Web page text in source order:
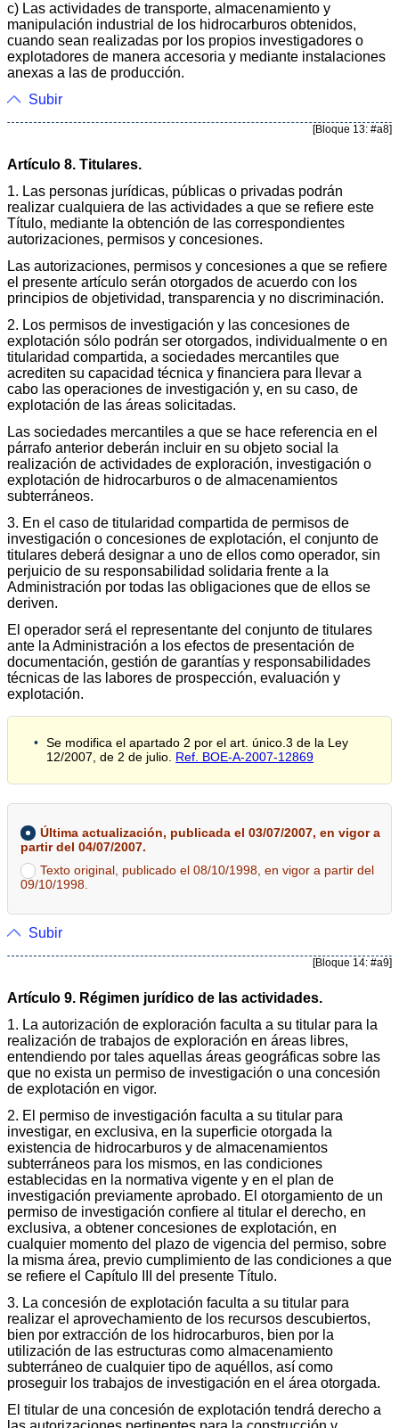
c) Las actividades de transporte, almacenamiento y
manipulación industrial de los hidrocarburos obtenidos,
cuando sean realizadas por los propios investigadores o
explotadores de manera accesoria y mediante instalaciones
anexas a las de producción.
Subir
[Bloque 13: #a8]
Artículo 8. Titulares.
1. Las personas jurídicas, públicas o privadas podrán
realizar cualquiera de las actividades a que se refiere este
Título, mediante la obtención de las correspondientes
autorizaciones, permisos y concesiones.
Las autorizaciones, permisos y concesiones a que se refiere
el presente artículo serán otorgados de acuerdo con los
principios de objetividad, transparencia y no discriminación.
2. Los permisos de investigación y las concesiones de
explotación sólo podrán ser otorgados, individualmente o en
titularidad compartida, a sociedades mercantiles que
acrediten su capacidad técnica y financiera para llevar a
cabo las operaciones de investigación y, en su caso, de
explotación de las áreas solicitadas.
Las sociedades mercantiles a que se hace referencia en el
párrafo anterior deberán incluir en su objeto social la
realización de actividades de exploración, investigación o
explotación de hidrocarburos o de almacenamientos
subterráneos.
3. En el caso de titularidad compartida de permisos de
investigación o concesiones de explotación, el conjunto de
titulares deberá designar a uno de ellos como operador, sin
perjuicio de su responsabilidad solidaria frente a la
Administración por todas las obligaciones que de ellos se
deriven.
El operador será el representante del conjunto de titulares
ante la Administración a los efectos de presentación de
documentación, gestión de garantías y responsabilidades
técnicas de las labores de prospección, evaluación y
explotación.
Se modifica el apartado 2 por el art. único.3 de la Ley
12/2007, de 2 de julio. Ref. BOE-A-2007-12869
Última actualización, publicada el 03/07/2007, en vigor a
partir del 04/07/2007.
Texto original, publicado el 08/10/1998, en vigor a partir del
09/10/1998.
Subir
[Bloque 14: #a9]
Artículo 9. Régimen jurídico de las actividades.
1. La autorización de exploración faculta a su titular para la
realización de trabajos de exploración en áreas libres,
entendiendo por tales aquellas áreas geográficas sobre las
que no exista un permiso de investigación o una concesión
de explotación en vigor.
2. El permiso de investigación faculta a su titular para
investigar, en exclusiva, en la superficie otorgada la
existencia de hidrocarburos y de almacenamientos
subterráneos para los mismos, en las condiciones
establecidas en la normativa vigente y en el plan de
investigación previamente aprobado. El otorgamiento de un
permiso de investigación confiere al titular el derecho, en
exclusiva, a obtener concesiones de explotación, en
cualquier momento del plazo de vigencia del permiso, sobre
la misma área, previo cumplimiento de las condiciones a que
se refiere el Capítulo III del presente Título.
3. La concesión de explotación faculta a su titular para
realizar el aprovechamiento de los recursos descubiertos,
bien por extracción de los hidrocarburos, bien por la
utilización de las estructuras como almacenamiento
subterráneo de cualquier tipo de aquéllos, así como
proseguir los trabajos de investigación en el área otorgada.
El titular de una concesión de explotación tendrá derecho a